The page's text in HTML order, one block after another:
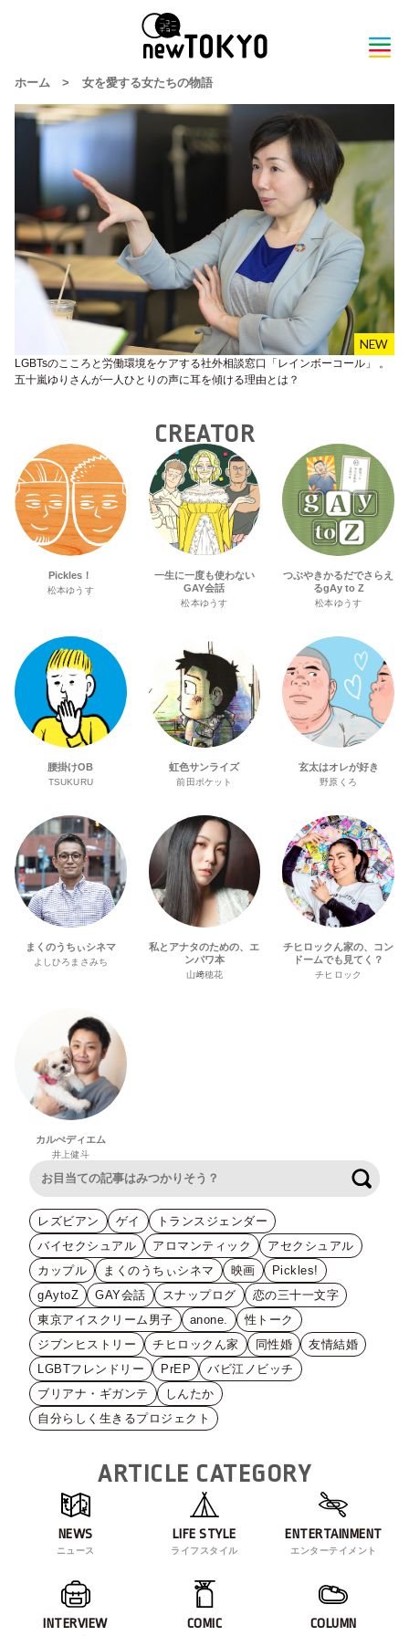
ホーム > 女を愛する女たちの物語
LGBTsのこころと労働環境をケアする社外相談窓口「レインボーコール」 。
五十嵐ゆりさんが一人ひとりの声に耳を傾ける理由とは？
CREATOR
Pickles！
松本ゆうす
一生に一度も使わない
GAY会話
松本ゆうす
つぶやきかるだでさらえ
るgAy to Z
松本ゆうす
腰掛けOB
TSUKURU
虹色サンライズ
前田ポケット
玄太はオレが好き
野原くろ
まくのうちぃシネマ
よしひろまさみち
私とアナタのための、エ
ンパワ本
山﨑穂花
チヒロックん家の、コン
ドームでも見てく？
チヒロック
カルぺディエム
井上健斗
レズビアン ゲイ
トランスジェンダー
バイセクシュアル
アロマンティック
アセクシュアル
カップル
まくのうちぃシネマ 映画
Pickles!
gAytoZ
GAY会話 スナップログ
恋の三十一文字
東京アイスクリーム男子
anone.
性トーク
ジブンヒストリー
チヒロックん家 同性婚
友情結婚
LGBTフレンドリー
PrEP
バビ江ノビッチ
ブリアナ・ギガンテ
しんたか
自分らしく生きるプロジェクト
ARTICLE CATEGORY
NEWS
ニュース
LIFE STYLE
ライフスタイル
ENTERTAINMENT
エンターテイメント
INTERVIEW COMIC COLUMN